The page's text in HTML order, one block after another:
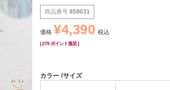
商品番号 859031
価格 ¥4,390 税込
[279 ポイント進呈 ]
カラー サイズ